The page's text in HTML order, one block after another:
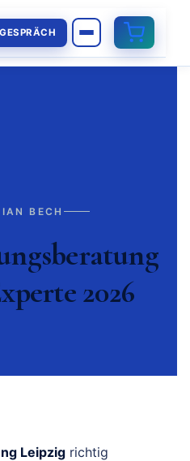
BECH
2026
Leipzig richtig